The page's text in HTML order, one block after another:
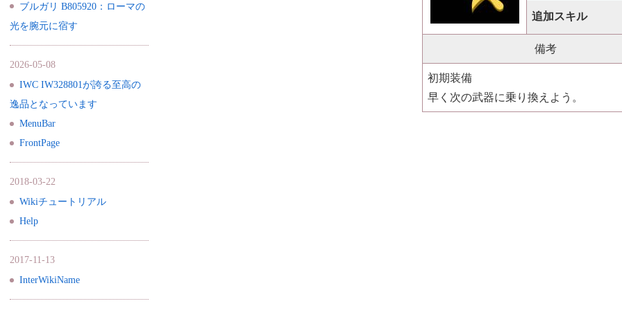
追加スキル
備考
初期装備
早く次の武器に乗り換えよう。
ブルガリ B805920：ローマの
光を腕元に宿す
2026-05-08
IWC IW328801が誇る至高の
逸品となっています
MenuBar
FrontPage
2018-03-22
Wikiチュートリアル
Help
2017-11-13
InterWikiName